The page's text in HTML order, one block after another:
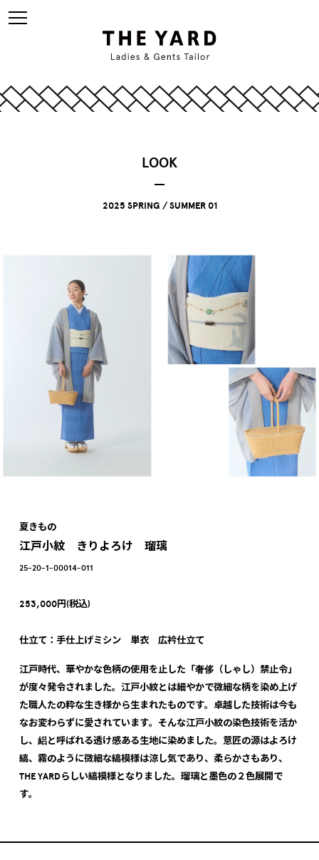
LOOK
2025 SPRING / SUMMER 01
夏きもの
江戸小紋 きりよろけ 瑠璃
25-20-1-00014-011
253,000円(税込)
仕立て：手仕上げミシン 単衣 広衿仕立て
江戸時代、華やかな色柄の使用を止した「奢侈（しゃし）禁止令」
が度々発令されました。江戸小紋とは細やかで微細な柄を染め上げ
た職人たの粋な生き様から生まれたものです。卓越した技術は今も
なお変わらずに愛されています。そんな江戸小紋の染色技術を活か
し、絽と呼ばれる透け感ある生地に染めました。意匠の源はよろけ
縞、霧のように微細な縞模様は涼し気であり、柔らかさもあり、
THE YARDらしい縞模様となりました。瑠璃と墨色の２色展開で
す。